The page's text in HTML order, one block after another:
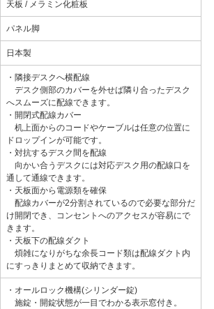
天板 / メラミン化粧板
パネル脚
日本製
・隣接デスクへ横配線
デスク側部のカバーを外せば隣り合ったデスク
へスムーズに配線できます。
・開閉式配線カバー
机上面からのコードやケーブルは任意の位置に
ドロップインが可能です。
・対抗するデスク間を配線
向かい合うデスクには対応デスク用の配線口を
通して通線できます。
・天板面から電源類を確保
配線カバーが2分割されているので必要な部分だ
け開閉でき、コンセントへのアクセスが容易にで
きます。
・天板下の配線ダクト
煩雑になりがちな余長コード類は配線ダクト内
にすっきりまとめて収納できます。
・オールロック機構(シリンダー錠)
施錠・開錠状態が一目でわかる表示窓付き。